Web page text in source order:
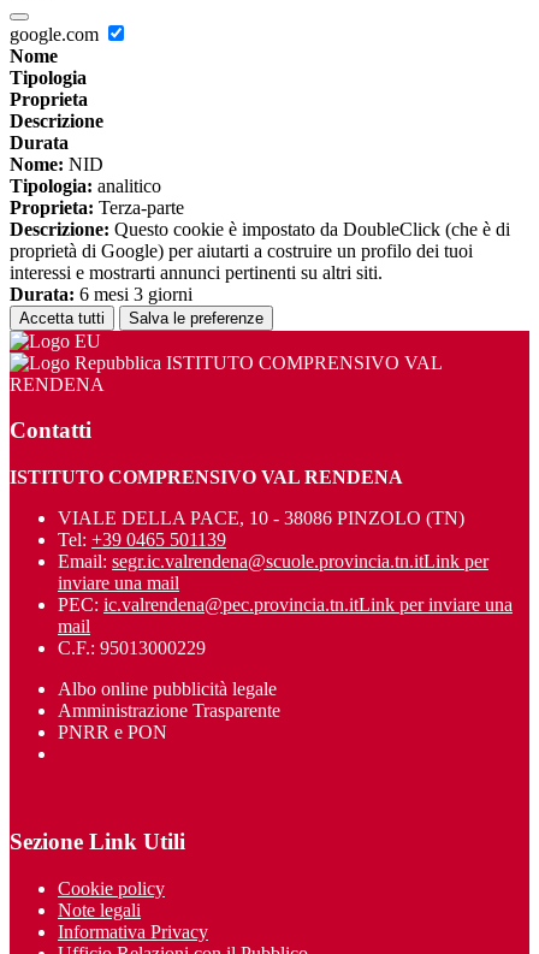
google.com
Nome
Tipologia
Proprieta
Descrizione
Durata
Nome: NID
Tipologia: analitico
Proprieta: Terza-parte
Descrizione: Questo cookie è impostato da DoubleClick (che è di
proprietà di Google) per aiutarti a costruire un profilo dei tuoi
interessi e mostrarti annunci pertinenti su altri siti.
Durata: 6 mesi 3 giorni
Accetta tutti Salva le preferenze
ISTITUTO COMPRENSIVO VAL
RENDENA
Contatti
ISTITUTO COMPRENSIVO VAL RENDENA
VIALE DELLA PACE, 10 - 38086 PINZOLO (TN)
Tel: +39 0465 501139
Email: segr.ic.valrendena@scuole.provincia.tn.itLink per
inviare una mail
PEC: ic.valrendena@pec.provincia.tn.itLink per inviare una
mail
C.F.: 95013000229
Albo online pubblicità legale
Amministrazione Trasparente
PNRR e PON
Sezione Link Utili
Cookie policy
Note legali
Informativa Privacy